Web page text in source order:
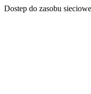
Dostep do zasobu